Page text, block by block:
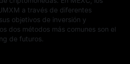
a través de diferentes
objetivos de inversión y
dos métodos más comunes son el
de futuros.